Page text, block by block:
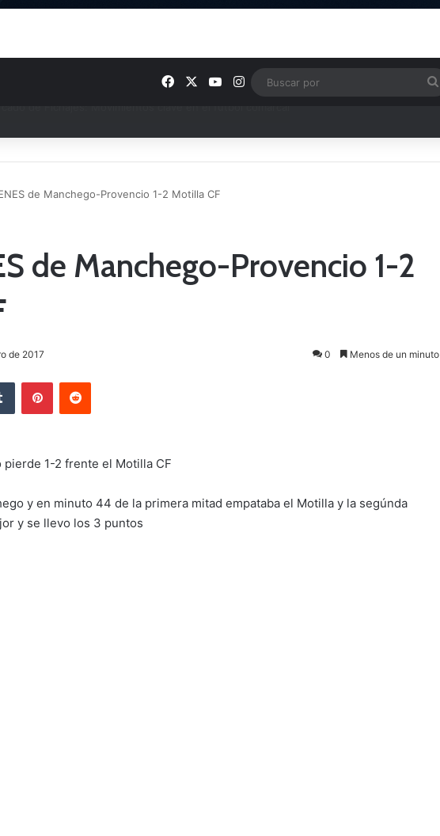
FacebookYouTube
Instagram
de Manchego-Provencio 1-2 Motilla CF
de Manchego-Provencio 1-2
de 2017 0 Menos de un minuto
pierde 1-2 frente el Motilla CF
y en minuto 44 de la primera mitad empataba el Motilla y la segúnda
y se llevo los 3 puntos